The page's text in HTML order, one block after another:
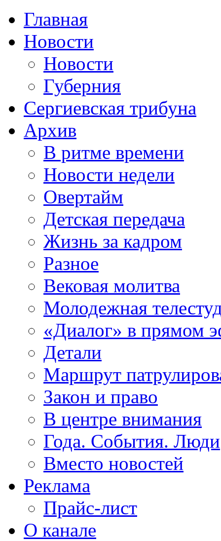
Главная
Новости
Новости
Губерния
Сергиевская трибуна
Архив
В ритме времени
Новости недели
Овертайм
Детская передача
Жизнь за кадром
Разное
Вековая молитва
Молодежная
«Диалог» в прямом
Детали
Маршрут
Закон и право
В центре внимания
Года. События. Люди
Вместо новостей
Реклама
Прайс-лист
О канале